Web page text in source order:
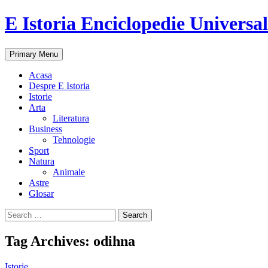
E Istoria Enciclopedie
Search
Primary Menu Skip
to
Acasa
Despre E Istoria
Istorie
Arta
Literatura
Business
Tehnologie
Sport
Natura
Animale
Astre
Glosar
Search
for:
Tag Archives: odihna